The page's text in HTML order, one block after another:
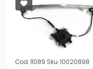
Cod.11089 Sku.10020898